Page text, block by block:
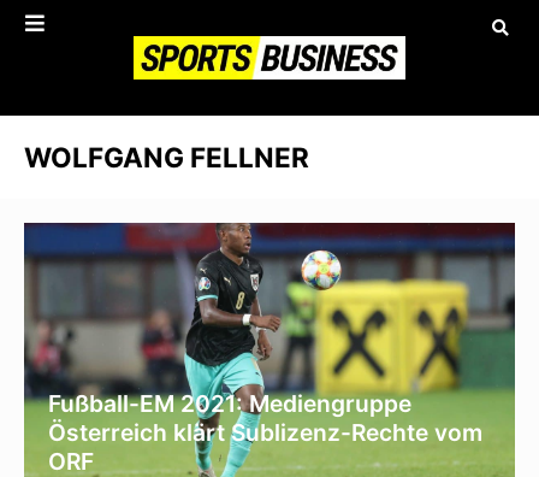
WOLFGANG FELLNER
Fußball-EM 2021: Mediengruppe
Österreich klärt Sublizenz-Rechte vom
ORF